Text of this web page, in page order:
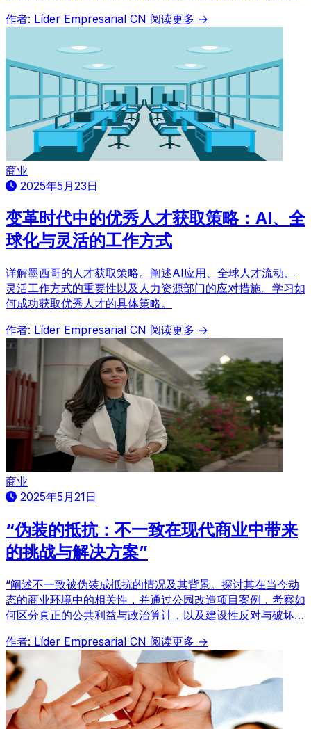
作者: Líder Empresarial CN 阅读更多 →
商业
2025年5月23日
变革时代中的优秀人才获取策略：AI、全
球化与灵活的工作方式
详解墨西哥的人才获取策略。阐述AI应用、全球人才流动、
灵活工作方式的重要性以及人力资源部门的应对措施。学习如
何成功获取优秀人才的具体策略。
作者: Líder Empresarial CN 阅读更多 →
商业
2025年5月21日
“伪装的抵抗：不一致在现代商业中带来
的挑战与解决方案”
“阐述不一致被伪装成抵抗的情况及其背景。探讨其在当今动
态的商业环境中的相关性，并通过公园改造项目案例，考察如
何区分真正的公共利益与政治算计，以及建设性反对与破坏性
作者: Líder Empresarial CN 阅读更多 →